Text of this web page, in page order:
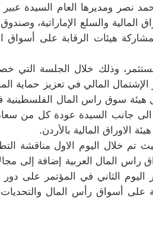
نصر ومديرها العام السيدة
المالية والسلع الإماراتية،
هيئات الرقابة على أسواق
وذلك خلال الجلسة التي
المالي في تعزيز حماية
هيئة سوق راس المال الفلسطينية
جانب السيدة عودة كل من
الاوراق المالية بالأردن.
اليوم الاول مناقشة
راس المال العربية إضافة إلى
الثاني في المؤتمر على
على أسواق رأس المال والتحديات